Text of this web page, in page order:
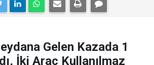
Gelen Kazada 1
İki Araç Kullanılmaz